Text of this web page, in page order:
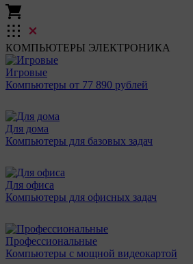
КОМПЬЮТЕРЫ ЭЛЕКТРОНИКА
Игровые
Компьютеры от 77 890 рублей
Для дома
Компьютеры для базовых задач
Для офиса
Компьютеры для офисных задач
Профессиональные
Компьютеры с мощной видеокартой